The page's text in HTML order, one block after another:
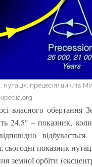
прецесія) циклів
власного обертання
24,5° – показник,
відбувається
показник
земної орбіти